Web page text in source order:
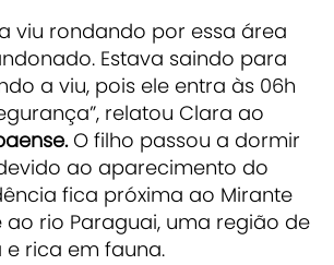
a viu rondando por essa área
Estava saindo para
a viu, pois ele entra às 06h
relatou Clara ao
O filho passou a dormir
ao aparecimento do
fica próxima ao Mirante
rio Paraguai, uma região de
rica em fauna.